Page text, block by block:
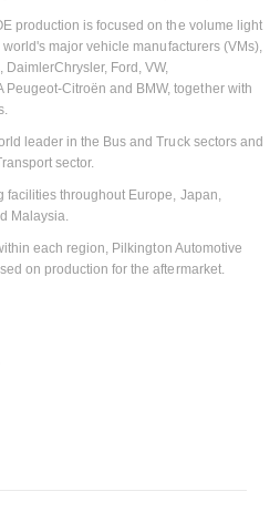
production is focused on the volume light
major vehicle manufacturers (VMs),
Ford, VW,
Peugeot-Citroën and BMW, together with
leader in the Bus and Truck sectors and
sector.
facilities throughout Europe, Japan,
Malaysia.
each region, Pilkington Automotive
on production for the aftermarket.